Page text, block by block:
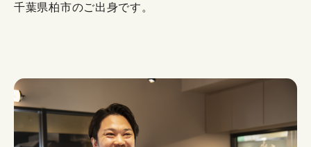
千葉県柏市のご出身です。